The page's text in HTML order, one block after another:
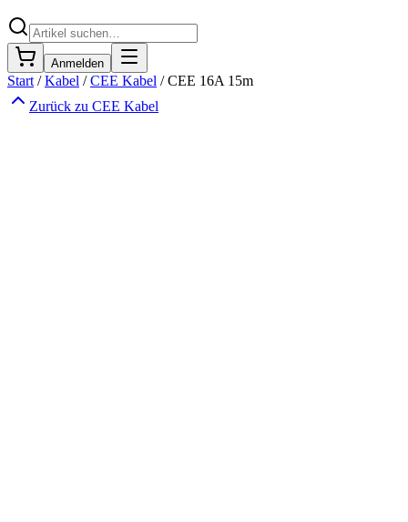
Anmelden
Start /Kabel /CEE Kabel /CEE 16A 15m
Zurück zu CEE Kabel